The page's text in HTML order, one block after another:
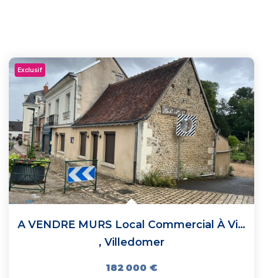
Exclusif
A VENDRE MURS Local Commercial À Villedômer - 110 M², 5...
, Villedomer
182 000 €